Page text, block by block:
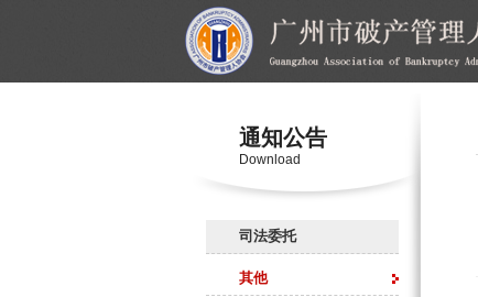
通知公告
Download
司法委托
其他